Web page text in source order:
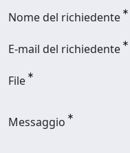
Nome del richiedente
E-mail del richiedente
File
Messaggio